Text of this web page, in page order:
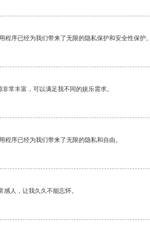
程序已经为我们带来了无限的隐私保护和安全性保护
常丰富，可以满足我不同的娱乐需求。
程序已经为我们带来了无限的隐私和自由。
感人，让我久久不能忘怀。